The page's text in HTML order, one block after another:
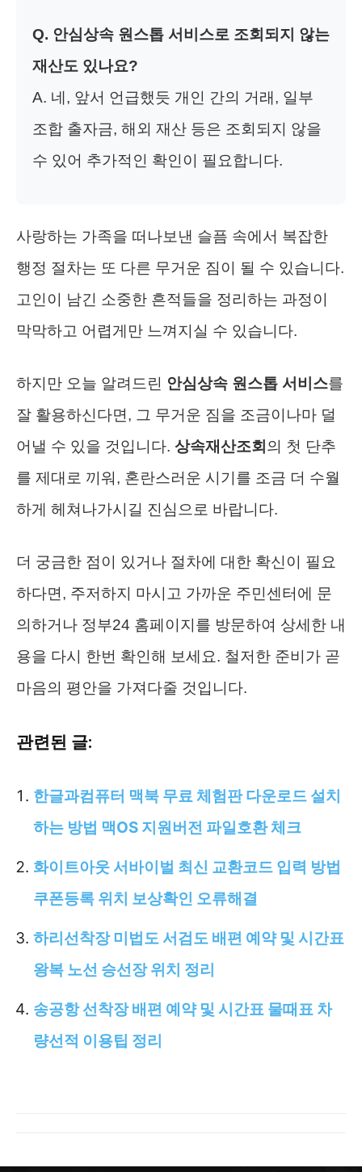
Q. 안심상속 원스톱 서비스로 조회되지 않는
재산도 있나요?
A. 네, 앞서 언급했듯 개인 간의 거래, 일부
조합 출자금, 해외 재산 등은 조회되지 않을
수 있어 추가적인 확인이 필요합니다.
사랑하는 가족을 떠나보낸 슬픔 속에서 복잡한
행정 절차는 또 다른 무거운 짐이 될 수 있습니다.
고인이 남긴 소중한 흔적들을 정리하는 과정이
막막하고 어렵게만 느껴지실 수 있습니다.
하지만 오늘 알려드린 안심상속 원스톱 서비스를
잘 활용하신다면, 그 무거운 짐을 조금이나마 덜
어낼 수 있을 것입니다. 상속재산조회 의 첫 단추
를 제대로 끼워, 혼란스러운 시기를 조금 더 수월
하게 헤쳐나가시길 진심으로 바랍니다.
더 궁금한 점이 있거나 절차에 대한 확신이 필요
하다면, 주저하지 마시고 가까운 주민센터에 문
의하거나 정부24 홈페이지를 방문하여 상세한 내
용을 다시 한번 확인해 보세요. 철저한 준비가 곧
마음의 평안을 가져다줄 것입니다.
관련된 글:
한글과컴퓨터 맥북 무료 체험판 다운로드 설치
하는 방법 맥OS 지원버전 파일호환 체크
화이트아웃 서바이벌 최신 교환코드 입력 방법
쿠폰등록 위치 보상확인 오류해결
하리선착장 미법도 서검도 배편 예약 및 시간표
왕복 노선 승선장 위치 정리
송공항 선착장 배편 예약 및 시간표 물때표 차
량선적 이용팁 정리